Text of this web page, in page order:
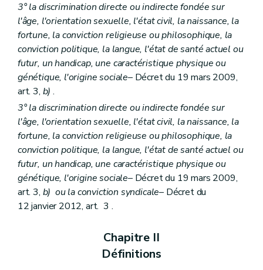
3° la discrimination directe ou indirecte fondée sur
l'âge, l'orientation sexuelle, l'état civil, la naissance, la
fortune, la conviction religieuse ou philosophique, la
conviction politique, la langue, l'état de santé actuel ou
futur, un handicap, une caractéristique physique ou
génétique, l'origine sociale– Décret du 19 mars 2009,
art. 3, b) .
3° la discrimination directe ou indirecte fondée sur
l'âge, l'orientation sexuelle, l'état civil, la naissance, la
fortune, la conviction religieuse ou philosophique, la
conviction politique, la langue, l'état de santé actuel ou
futur, un handicap, une caractéristique physique ou
génétique, l'origine sociale– Décret du 19 mars 2009,
art. 3, b) ou la conviction syndicale– Décret du
12 janvier 2012, art. 3 .
Chapitre II
Définitions